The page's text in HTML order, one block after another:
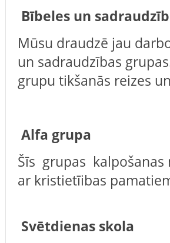
Bībeles un
Mūsu draudzē jau
un sadraudzības
grupu tikšanās reizes
Alfa grupa
Šīs grupas kalpošanas
ar kristietīibas
‌ Svētdienas skola